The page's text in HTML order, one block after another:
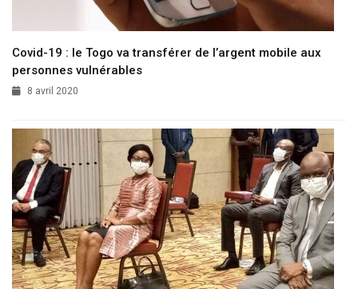
Covid-19 : le Togo va transférer de l’argent mobile aux
personnes vulnérables
8 avril 2020